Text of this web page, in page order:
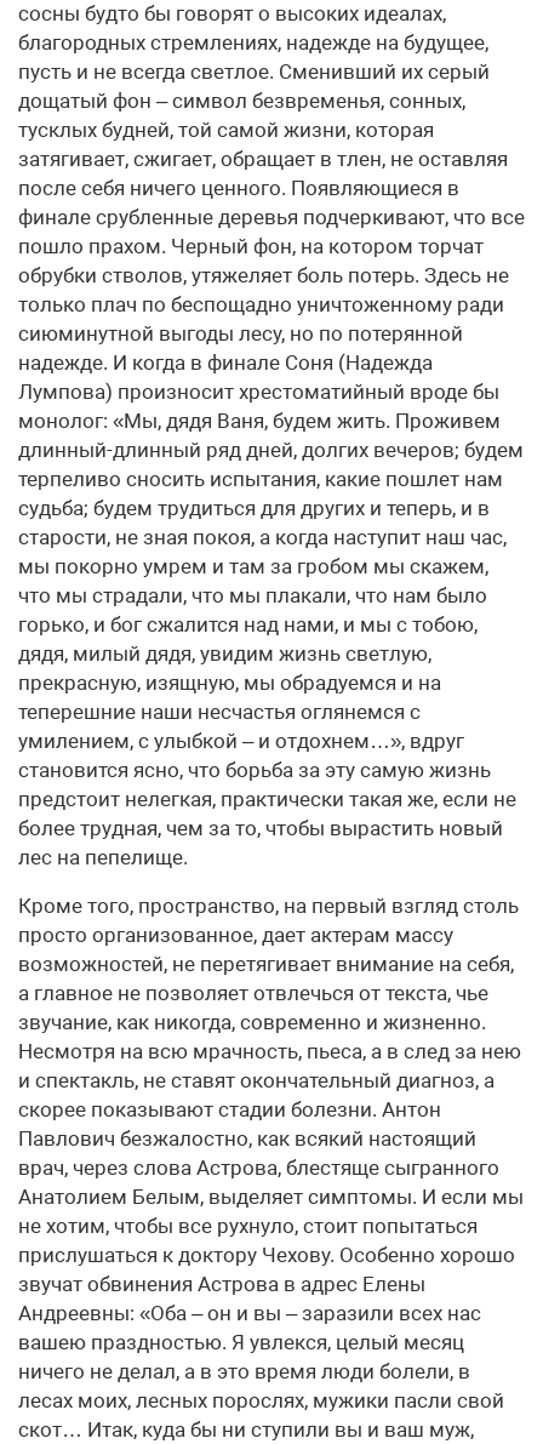
сосны будто бы говорят о высоких идеалах,
благородных стремлениях, надежде на будущее,
пусть и не всегда светлое. Сменивший их серый
дощатый фон – символ безвременья, сонных,
тусклых будней, той самой жизни, которая
затягивает, сжигает, обращает в тлен, не оставляя
после себя ничего ценного. Появляющиеся в
финале срубленные деревья подчеркивают, что все
пошло прахом. Черный фон, на котором торчат
обрубки стволов, утяжеляет боль потерь. Здесь не
только плач по беспощадно уничтоженному ради
сиюминутной выгоды лесу, но по потерянной
надежде. И когда в финале Соня (Надежда
Лумпова) произносит хрестоматийный вроде бы
монолог: «Мы, дядя Ваня, будем жить. Проживем
длинный-длинный ряд дней, долгих вечеров; будем
терпеливо сносить испытания, какие пошлет нам
судьба; будем трудиться для других и теперь, и в
старости, не зная покоя, а когда наступит наш час,
мы покорно умрем и там за гробом мы скажем,
что мы страдали, что мы плакали, что нам было
горько, и бог сжалится над нами, и мы с тобою,
дядя, милый дядя, увидим жизнь светлую,
прекрасную, изящную, мы обрадуемся и на
теперешние наши несчастья оглянемся с
умилением, с улыбкой – и отдохнем…», вдруг
становится ясно, что борьба за эту самую жизнь
предстоит нелегкая, практически такая же, если не
более трудная, чем за то, чтобы вырастить новый
лес на пепелище.
Кроме того, пространство, на первый взгляд столь
просто организованное, дает актерам массу
возможностей, не перетягивает внимание на себя,
а главное не позволяет отвлечься от текста, чье
звучание, как никогда, современно и жизненно.
Несмотря на всю мрачность, пьеса, а в след за нею
и спектакль, не ставят окончательный диагноз, а
скорее показывают стадии болезни. Антон
Павлович безжалостно, как всякий настоящий
врач, через слова Астрова, блестяще сыгранного
Анатолием Белым, выделяет симптомы. И если мы
не хотим, чтобы все рухнуло, стоит попытаться
прислушаться к доктору Чехову. Особенно хорошо
звучат обвинения Астрова в адрес Елены
Андреевны: «Оба – он и вы – заразили всех нас
вашею праздностью. Я увлекся, целый месяц
ничего не делал, а в это время люди болели, в
лесах моих, лесных порослях, мужики пасли свой
скот… Итак, куда бы ни ступили вы и ваш муж,